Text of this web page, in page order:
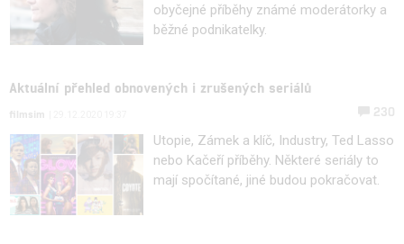
obyčejné příběhy známé moderátorky a
běžné podnikatelky.
Aktuální přehled obnovených i zrušených seriálů
filmsim 230
Utopie, Zámek a klíč, Industry, Ted Lasso
nebo Kačeří příběhy. Některé seriály to
mají spočítané, jiné budou pokračovat.